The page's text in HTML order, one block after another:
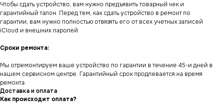
Чтобы сдать устройство, вам нужно предъявить товарный чек и
гарантийный талон. Перед тем, как сдать устройство в ремонт по
гарантии, вам нужно полностью отвязять его от всех учетных записей
iCloud и внешних паролей.
Сроки ремонта:
Мы отремонтируем ваше устройство по гарантии в течение 45-и дней в
нашем сервисном центре. Гарантийный срок продлевается на время
ремонта.
Доставка и оплата
Как происходит оплата?